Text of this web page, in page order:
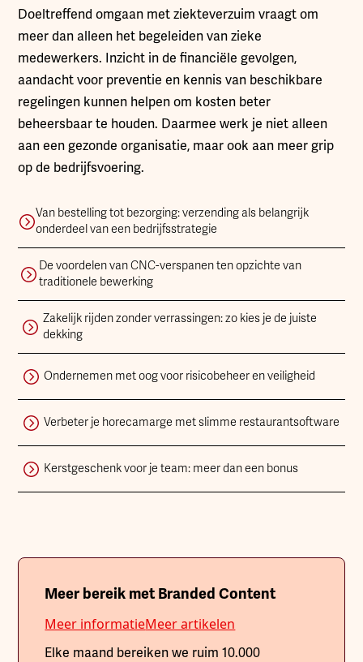
Doeltreffend omgaan met ziekteverzuim vraagt om
meer dan alleen het begeleiden van zieke
medewerkers. Inzicht in de financiële gevolgen,
aandacht voor preventie en kennis van beschikbare
regelingen kunnen helpen om kosten beter
beheersbaar te houden. Daarmee werk je niet alleen
aan een gezonde organisatie, maar ook aan meer grip
op de bedrijfsvoering.
Van bestelling tot bezorging: verzending als belangrijk
onderdeel van een bedrijfsstrategie
De voordelen van CNC-verspanen ten opzichte van
traditionele bewerking
Zakelijk rijden zonder verrassingen: zo kies je de juiste
dekking
Ondernemen met oog voor risicobeheer en veiligheid
Verbeter je horecamarge met slimme restaurantsoftware
Kerstgeschenk voor je team: meer dan een bonus
Meer bereik met Branded Content
Meer informatieMeer artikelen
Elke maand bereiken we ruim 10.000